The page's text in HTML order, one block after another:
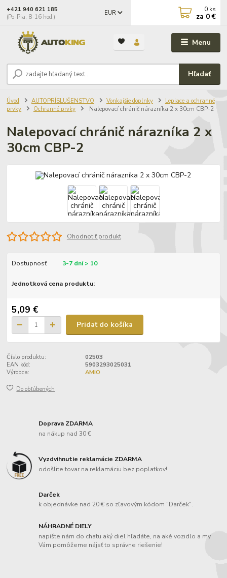
Menu
EUR
Hľadať
+421 940 621 185
(Po-Pia, 8-16 hod.)
0 ks
za 0 €
Úvod AUTOPRÍSLUŠENSTVO Vonkajšie doplnky
Lepiace a ochranné
prvky
Ochranné prvky Nalepovací chránič nárazníka 2 x 30cm CBP-2
Nalepovací chránič nárazníka 2 x
30cm CBP-2
Ohodnotiť produkt
Dostupnosť 3-7 dní > 10
Jednotková cena produktu:
5,09 €
Pridať do košíka
Číslo produktu:
02503
EAN kód:
5903293025031
Výrobca:
AMiO
Do obľúbených
Doprava ZDARMA
na nákup nad 30 €
Vyzdvihnutie reklamácie ZDARMA
odošlite tovar na reklamáciu bez poplatkov!
Darček
k objednávke nad 20 € so zľavovým kódom "Darček".
NÁHRADNÉ DIELY
napíšte nám do chatu aký diel hľadáte, na aké vozidlo a my
Vám pomôžeme nájsť to správne riešenie!